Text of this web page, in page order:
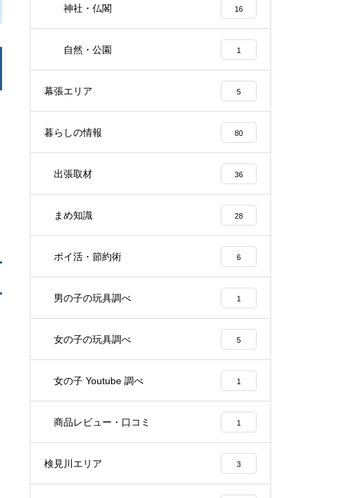
神社・仏閣 16
自然・公園 1
幕張エリア 5
暮らしの情報 80
出張取材 36
まめ知識 28
ポイ活・節約術 6
男の子の玩具調べ 1
女の子の玩具調べ 5
女の子 Youtube 調べ 1
商品レビュー・口コミ 1
検見川エリア 3